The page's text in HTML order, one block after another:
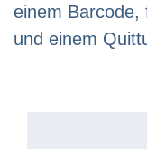
einem Barcode,
und einem